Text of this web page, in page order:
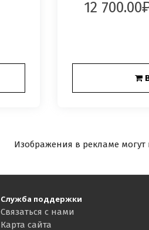
12 700.00
Изображения в рекламе
Служба поддержки
Связаться с нами
Карта сайта